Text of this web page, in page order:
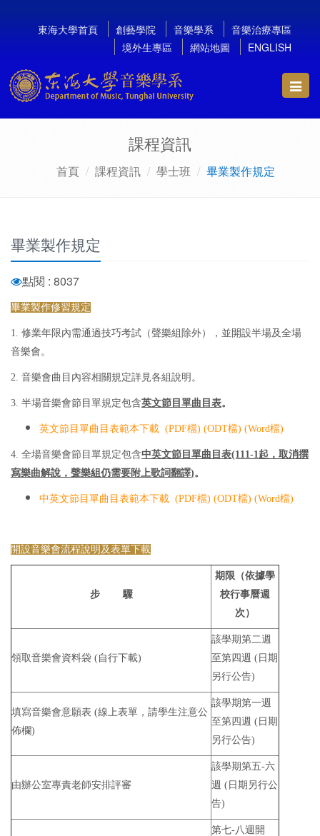
東海大學首頁 創藝學院 音樂學系
音樂治療專區
境外生專區
網站地圖 ENGLISH
課程資訊
首頁 課程資訊 學士班 畢業製作規定
畢業製作規定
點閱 : 8037
畢業製作修習規定
1. 修業年限內需通過技巧考試（聲樂組除外），並開設半場及全場
音樂會。
2. 音樂會曲目內容相關規定詳見各組說明。
3. 半場音樂會節目單規定包含英文節目單曲目表。
英文節目單曲目表範本下載 (PDF檔) (ODT檔) (Word檔)
4. 全場音樂會節目單規定包含中英文節目單曲目表(111-1起，取消撰
寫樂曲解說，聲樂組仍需要附上歌詞翻譯)。
中英文節目單曲目表範本下載 (PDF檔) (ODT檔) (Word檔)
開設音樂會流程說明及表單下載
步 驟
期限（依據學
校行事曆週
次）
領取音樂會資料袋 (自行下載)
該學期第二週
至第四週 (日期
另行公告)
填寫音樂會意願表 (線上表單，請學生注意公
佈欄)
該學期第一週
至第四週 (日期
另行公告)
由辦公室專責老師安排評審
該學期第五-六
週 (日期另行公
告)
第七-八週開